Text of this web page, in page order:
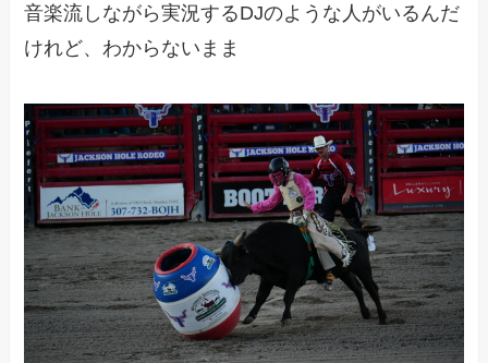
音楽流しながら実況するDJのような人がいるんだ
けれど、わからないまま